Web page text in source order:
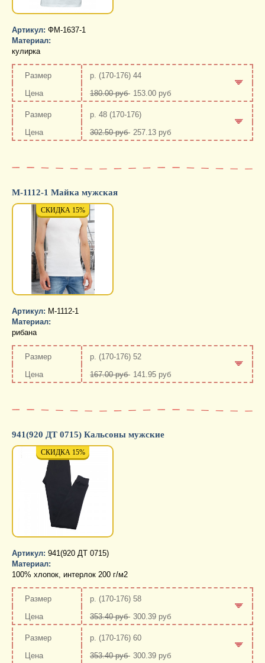
Артикул: ФМ-1637-1
Материал:
кулирка
р. (170-176) 44
180.00 руб 153.00 руб
- +
р. 48 (170-176)
302.50 руб 257.13 руб
М-1112-1 Майка мужская
СКИДКА 15%
Артикул: М-1112-1
Материал:
рибана
р. (170-176) 52
167.00 руб 141.95 руб
941(920 ДТ 0715) Кальсоны мужские
СКИДКА 15%
Артикул: 941(920 ДТ 0715)
Материал:
100% хлопок, интерлок 200 г/м2
р. (170-176) 58
353.40 руб 300.39 руб
- +
р. (170-176) 60
353.40 руб 300.39 руб